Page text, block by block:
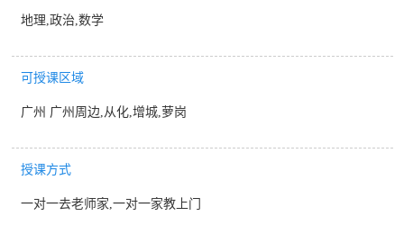
地理,政治,数学
可授课区域
广州 广州周边,从化,增城,萝岗
授课方式
一对一去老师家,一对一家教上门